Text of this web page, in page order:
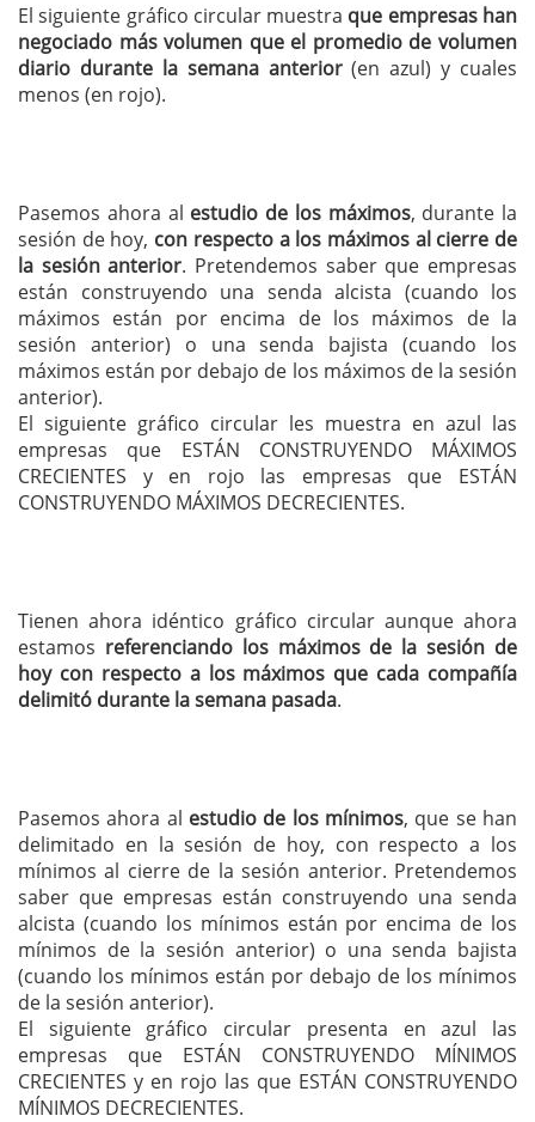
El siguiente gráfico circular muestra que empresas han
negociado más volumen que el promedio de volumen
diario durante la semana anterior(en azul) y cuales
menos (en rojo).
Pasemos ahora al estudio de los máximos, durante la
sesión de hoy, con respecto a los máximos al cierre de
la sesión anterior. Pretendemos saber que empresas
están construyendo una senda alcista (cuando los
máximos están por encima de los máximos de la
sesión anterior) o una senda bajista (cuando los
máximos están por debajo de los máximos de la sesión
anterior).
El siguiente gráfico circular les muestra en azul las
empresas que ESTÁN CONSTRUYENDO MÁXIMOS
CRECIENTES y en rojo las empresas que ESTÁN
CONSTRUYENDO MÁXIMOS DECRECIENTES.
Tienen ahora idéntico gráfico circular aunque ahora
estamos referenciando los máximos de la sesión de
hoy con respecto a los máximos que cada compañía
delimitó durante la semana pasada.
Pasemos ahora al estudio de los mínimos, que se han
delimitado en la sesión de hoy, con respecto a los
mínimos al cierre de la sesión anterior. Pretendemos
saber que empresas están construyendo una senda
alcista (cuando los mínimos están por encima de los
mínimos de la sesión anterior) o una senda bajista
(cuando los mínimos están por debajo de los mínimos
de la sesión anterior).
El siguiente gráfico circular presenta en azul las
empresas que ESTÁN CONSTRUYENDO MÍNIMOS
CRECIENTES y en rojo las que ESTÁN CONSTRUYENDO
MÍNIMOS DECRECIENTES.